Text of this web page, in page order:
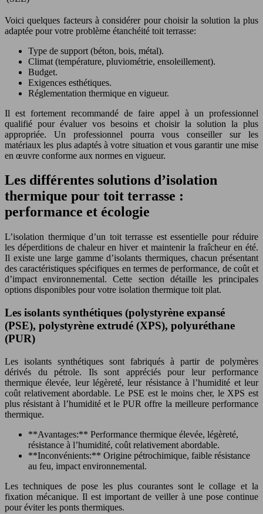
Voici quelques facteurs à considérer pour choisir la solution la plus
adaptée pour votre problème étanchéité toit terrasse:
Type de support (béton, bois, métal).
Climat (température, pluviométrie, ensoleillement).
Budget.
Exigences esthétiques.
Réglementation thermique en vigueur.
Il est fortement recommandé de faire appel à un professionnel
qualifié pour évaluer vos besoins et choisir la solution la plus
appropriée. Un professionnel pourra vous conseiller sur les
matériaux les plus adaptés à votre situation et vous garantir une mise
en œuvre conforme aux normes en vigueur.
Les différentes solutions d’isolation
thermique pour toit terrasse :
performance et écologie
L’isolation thermique d’un toit terrasse est essentielle pour réduire
les déperditions de chaleur en hiver et maintenir la fraîcheur en été.
Il existe une large gamme d’isolants thermiques, chacun présentant
des caractéristiques spécifiques en termes de performance, de coût et
d’impact environnemental. Cette section détaille les principales
options disponibles pour votre isolation thermique toit plat.
Les isolants synthétiques (polystyrène expansé
(PSE), polystyrène extrudé (XPS), polyuréthane
(PUR)
Les isolants synthétiques sont fabriqués à partir de polymères
dérivés du pétrole. Ils sont appréciés pour leur performance
thermique élevée, leur légèreté, leur résistance à l’humidité et leur
coût relativement abordable. Le PSE est le moins cher, le XPS est
plus résistant à l’humidité et le PUR offre la meilleure performance
thermique.
**Avantages:** Performance thermique élevée, légèreté,
résistance à l’humidité, coût relativement abordable.
**Inconvénients:** Origine pétrochimique, faible résistance
au feu, impact environnemental.
Les techniques de pose les plus courantes sont le collage et la
fixation mécanique. Il est important de veiller à une pose continue
pour éviter les ponts thermiques.